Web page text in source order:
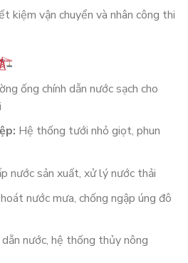
kiệm vận chuyển và nhân công thi
ống chính dẫn nước sạch cho
Hệ thống tưới nhỏ giọt, phun
nước sản xuất, xử lý nước thải
nước mưa, chống ngập úng đô
dẫn nước, hệ thống thủy nông